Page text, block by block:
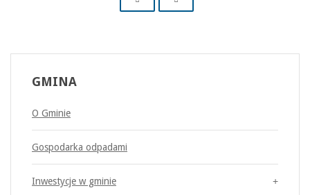
GMINA
O Gminie
Gospodarka odpadami
Inwestycje w gminie